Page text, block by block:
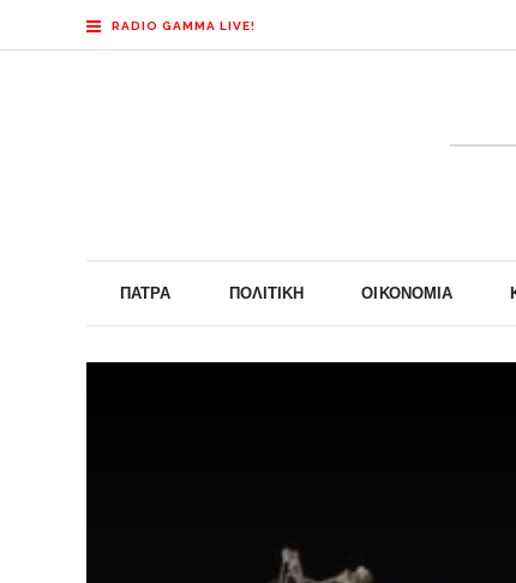
RADIO GAMMA LIVE!
ΠΆΤΡΑ ΠΟΛΙΤΙΚΉ ΟΙΚΟΝΟΜΊΑ